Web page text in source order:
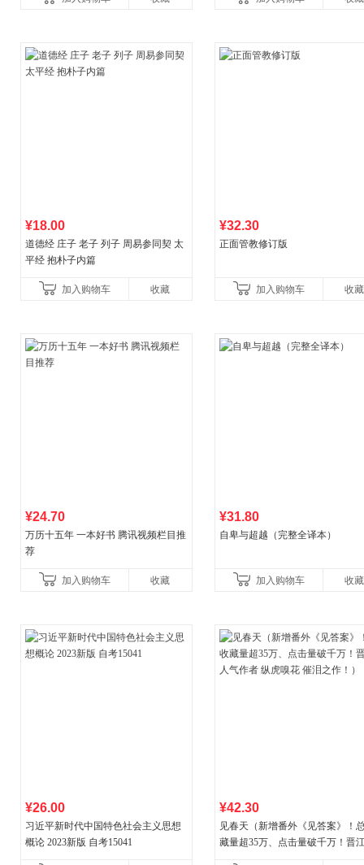
¥18.00
道德经 庄子 老子 列子 周易参同契 太
平经 抱朴子内篇
加入购物车 收藏
¥32.30
正面管教修订版
加入购物车 收藏
¥24.70
万历十五年 一本好书 腾讯视频栏目推
荐
加入购物车 收藏
¥31.80
自卑与超越（完整全译本）
加入购物车 收藏
¥26.00
习近平新时代中国特色社会主义思想
概论 2023新版 自考15041
¥42.30
见春天（新增番外《见答案》！
藏量超35万、点击量破千万！晋